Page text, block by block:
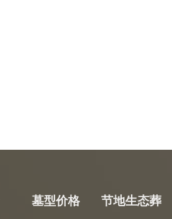
墓型价格 节地生态葬